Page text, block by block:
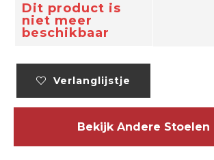
Dit product is
niet meer
beschikbaar
Verlanglijstje
Bekijk Andere Stoelen